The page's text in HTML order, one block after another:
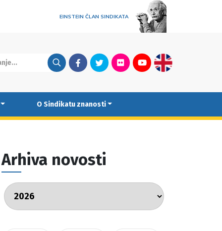
EINSTEIN ČLAN SINDIKATA
FacebookTwitterFlickrYoutubeEnglish
O Sindikatu znanosti
Arhiva novosti